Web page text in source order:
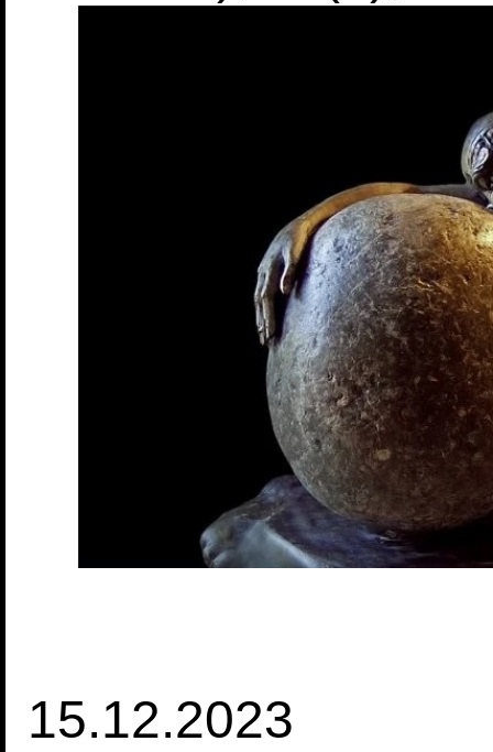
15.12.2023